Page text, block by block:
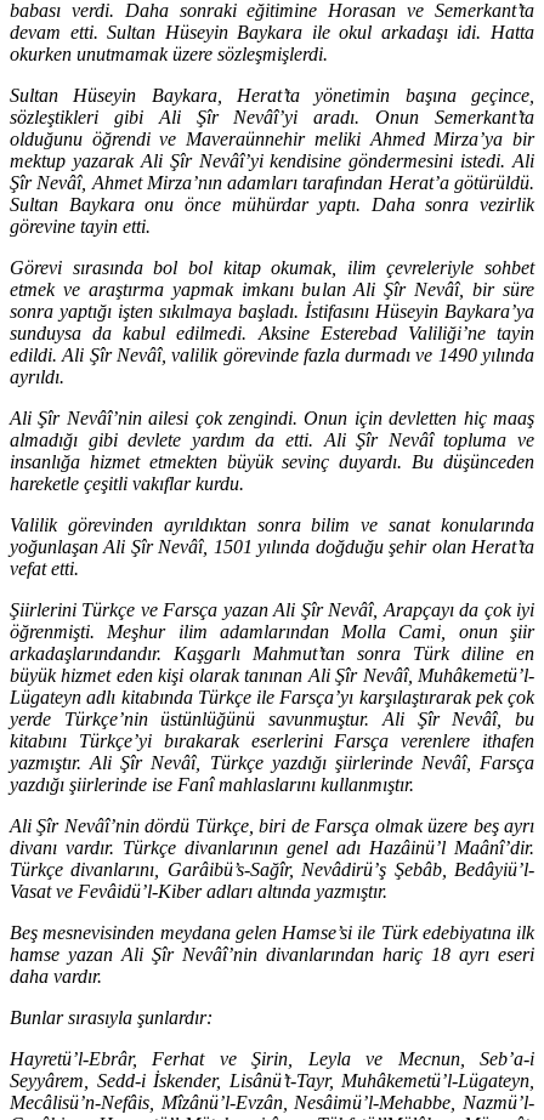
babası verdi. Daha sonraki eğitimine Horasan ve Semerkant’ta
devam etti. Sultan Hüseyin Baykara ile okul arkadaşı idi. Hatta
okurken unutmamak üzere sözleşmişlerdi.
Sultan Hüseyin Baykara, Herat’ta yönetimin başına geçince,
sözleştikleri gibi Ali Şîr Nevâî’yi aradı. Onun Semerkant’ta
olduğunu öğrendi ve Maveraünnehir meliki Ahmed Mirza’ya bir
mektup yazarak Ali Şîr Nevâî’yi kendisine göndermesini istedi. Ali
Şîr Nevâî, Ahmet Mirza’nın adamları tarafından Herat’a götürüldü.
Sultan Baykara onu önce mühürdar yaptı. Daha sonra vezirlik
görevine tayin etti.
Görevi sırasında bol bol kitap okumak, ilim çevreleriyle sohbet
etmek ve araştırma yapmak imkanı bulan Ali Şîr Nevâî, bir süre
sonra yaptığı işten sıkılmaya başladı. İstifasını Hüseyin Baykara’ya
sunduysa da kabul edilmedi. Aksine Esterebad Valiliği’ne tayin
edildi. Ali Şîr Nevâî, valilik görevinde fazla durmadı ve 1490 yılında
ayrıldı.
Ali Şîr Nevâî’nin ailesi çok zengindi. Onun için devletten hiç maaş
almadığı gibi devlete yardım da etti. Ali Şîr Nevâî topluma ve
insanlığa hizmet etmekten büyük sevinç duyardı. Bu düşünceden
hareketle çeşitli vakıflar kurdu.
Valilik görevinden ayrıldıktan sonra bilim ve sanat konularında
yoğunlaşan Ali Şîr Nevâî, 1501 yılında doğduğu şehir olan Herat’ta
vefat etti.
Şiirlerini Türkçe ve Farsça yazan Ali Şîr Nevâî, Arapçayı da çok iyi
öğrenmişti. Meşhur ilim adamlarından Molla Cami, onun şiir
arkadaşlarındandır. Kaşgarlı Mahmut’tan sonra Türk diline en
büyük hizmet eden kişi olarak tanınan Ali Şîr Nevâî, Muhâkemetü’l-
Lügateyn adlı kitabında Türkçe ile Farsça’yı karşılaştırarak pek çok
yerde Türkçe’nin üstünlüğünü savunmuştur. Ali Şîr Nevâî, bu
kitabını Türkçe’yi bırakarak eserlerini Farsça verenlere ithafen
yazmıştır. Ali Şîr Nevâî, Türkçe yazdığı şiirlerinde Nevâî, Farsça
yazdığı şiirlerinde ise Fanî mahlaslarını kullanmıştır.
Ali Şîr Nevâî’nin dördü Türkçe, biri de Farsça olmak üzere beş ayrı
divanı vardır. Türkçe divanlarının genel adı Hazâinü’l Maânî’dir.
Türkçe divanlarını, Garâibü’s-Sağîr, Nevâdirü’ş Şebâb, Bedâyiü’l-
Vasat ve Fevâidü’l-Kiber adları altında yazmıştır.
Beş mesnevisinden meydana gelen Hamse’si ile Türk edebiyatına ilk
hamse yazan Ali Şîr Nevâî’nin divanlarından hariç 18 ayrı eseri
daha vardır.
Bunlar sırasıyla şunlardır:
Hayretü’l-Ebrâr, Ferhat ve Şirin, Leyla ve Mecnun, Seb’a-i
Seyyârem, Sedd-i İskender, Lisânü’t-Tayr, Muhâkemetü’l-Lügateyn,
Mecâlisü’n-Nefâis, Mîzânü’l-Evzân, Nesâimü’l-Mehabbe, Nazmü’l-